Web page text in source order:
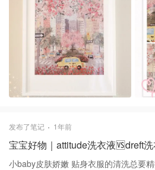
发布了笔记 1年前
宝宝好物｜attitude洗衣液🆚dreft
小baby皮肤娇嫩 贴身衣服的清洗总要